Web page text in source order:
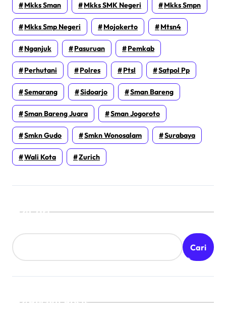
Mkks Sman Mkks SMK Negeri Mkks Smpn
Mkks Smp Negeri Mojokerto Mtsn4
Nganjuk Pasuruan Pemkab
Perhutani Polres Ptsl Satpol Pp
Semarang Sidoarjo Sman Bareng
Sman Bareng Juara Sman Jogoroto
Smkn Gudo Smkn Wonosalam Surabaya
Wali Kota Zurich
Cari
Cari
Recent Posts